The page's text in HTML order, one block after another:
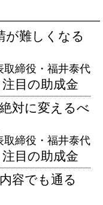
が難しくなる
取締役・福井泰代
注目の助成金
対に変えるべ
取締役・福井泰代
注目の助成金
容でも通る